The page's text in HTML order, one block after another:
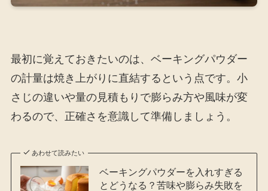
最初に覚えておきたいのは、ベーキングパウダー
の計量は焼き上がりに直結するという点です。小
さじの違いや量の見積もりで膨らみ方や風味が変
わるので、正確さを意識して準備しましょう。
あわせて読みたい
ベーキングパウダーを入れすぎる
とどうなる？苦味や膨らみ失敗を